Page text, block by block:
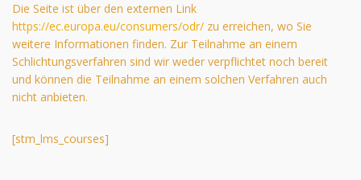
Die Seite ist über den externen Link
https://ec.europa.eu/consumers/odr/ zu erreichen, wo Sie
weitere Informationen finden. Zur Teilnahme an einem
Schlichtungsverfahren sind wir weder verpflichtet noch bereit
und können die Teilnahme an einem solchen Verfahren auch
nicht anbieten.
[stm_lms_courses]